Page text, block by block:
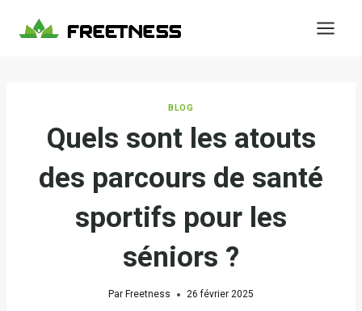
BLOG
Quels sont les atouts
des parcours de santé
sportifs pour les
séniors ?
Par Freetness 26 février 2025